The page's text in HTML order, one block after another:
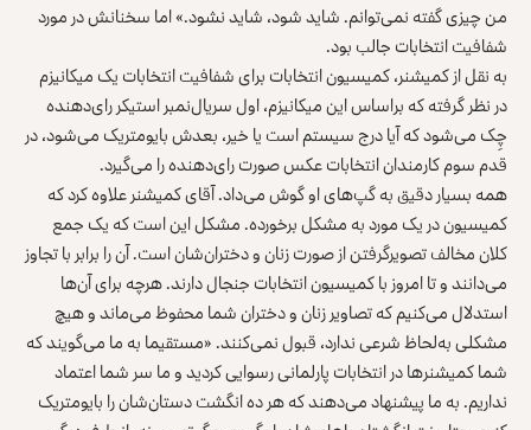
من چیزی گفته نمی‌توانم. شاید شود، شاید نشود.» اما سخنانش در مورد
شفافیت انتخابات جالب بود.
به نقل از کمیشنر، کمیسیون انتخابات برای شفافیت انتخابات یک میکانیزم
در نظر گرفته که براساس این میکانیزم، اول سریال‌نمبر استیکر رای‌دهنده
چِک می‌شود که آیا درج سیستم است یا خیر، بعدش بایومتریک می‌شود، در
قدم سوم کارمندان انتخابات عکس صورت رای‌دهنده را می‌گیرد.
همه بسیار دقیق به گپ‌های او گوش می‌داد. آقای کمیشنر علاوه کرد که
کمیسیون در یک مورد به مشکل برخورده. مشکل این است که یک جمع
کلان مخالف تصویرگرفتن از صورت زنان و دختران‌شان است. آن را برابر با تجاوز
می‌دانند و تا امروز با کمیسیون انتخابات جنجال دارند. هرچه برای آن‌ها
استدلال می‌کنیم که تصاویر زنان و دختران شما محفوظ می‌ماند و هیچ
مشکلی به‌لحاظ شرعی ندارد، قبول نمی‌کنند. «مستقیما به ما می‌گویند که
شما کمیشنرها در انتخابات پارلمانی رسوایی کردید و ما سر شما اعتماد
نداریم. به ما پیشنهاد می‌دهند که هر ده انگشت دستان‌شان را بایومتریک